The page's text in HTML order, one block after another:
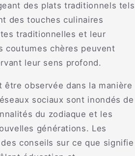
des plats traditionnels tels
des touches culinaires
traditionnelles et leur
coutumes chères peuvent
leur sens profond.
observée dans la manière
sociaux sont inondés de
du zodiaque et les
générations. Les
conseils sur ce que signifie